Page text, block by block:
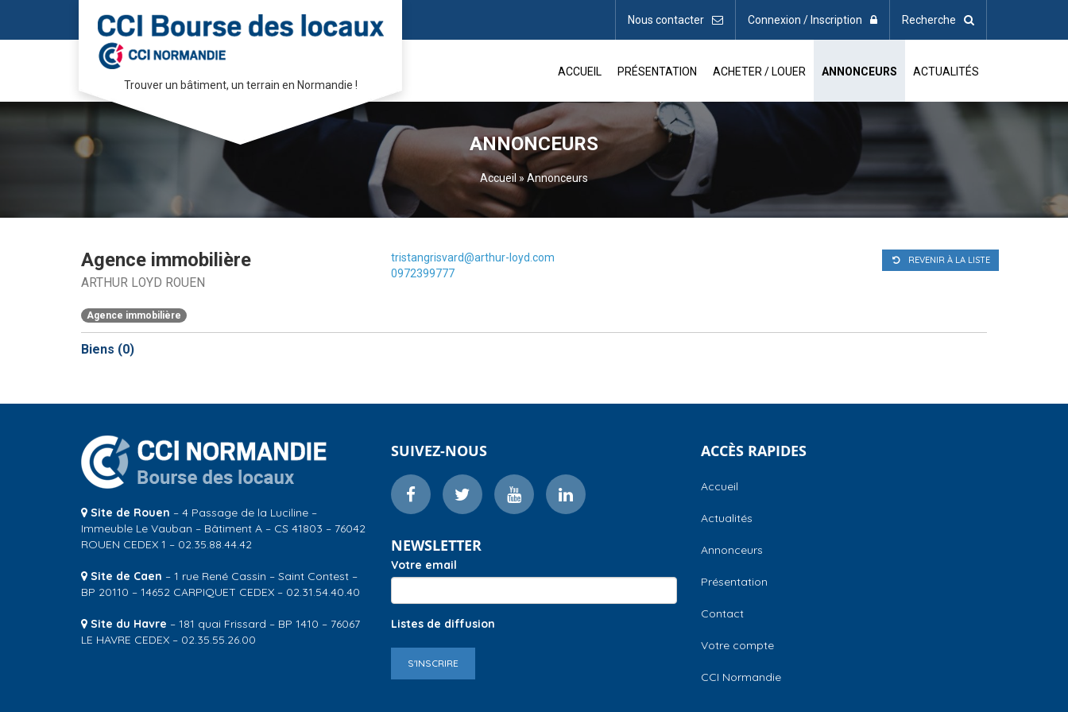
Nous contacter Connexion / Inscription Recherche
Trouver un bâtiment, un terrain en Normandie !
ACCUEIL PRÉSENTATION ACHETER / LOUER ANNONCEURS ACTUALITÉS
ANNONCEURS
Accueil » Annonceurs
REVENIR À LA LISTE
Agence immobilière
ARTHUR LOYD ROUEN
Agence immobilière
tristangrisvard@arthur-loyd.com
0972399777
Biens (0)
Site de Rouen – 4 Passage de la Luciline –
Immeuble Le Vauban – Bâtiment A – CS 41803 – 76042
ROUEN CEDEX 1 – 02.35.88.44.42
Site de Caen – 1 rue René Cassin – Saint Contest –
BP 20110 – 14652 CARPIQUET CEDEX – 02.31.54.40.40
Site du Havre – 181 quai Frissard – BP 1410 – 76067
LE HAVRE CEDEX – 02.35.55.26.00
SUIVEZ-NOUS
NEWSLETTER
Votre email
Listes de diffusion
S'INSCRIRE
ACCÈS RAPIDES
Accueil
Actualités
Annonceurs
Présentation
Contact
Votre compte
CCI Normandie